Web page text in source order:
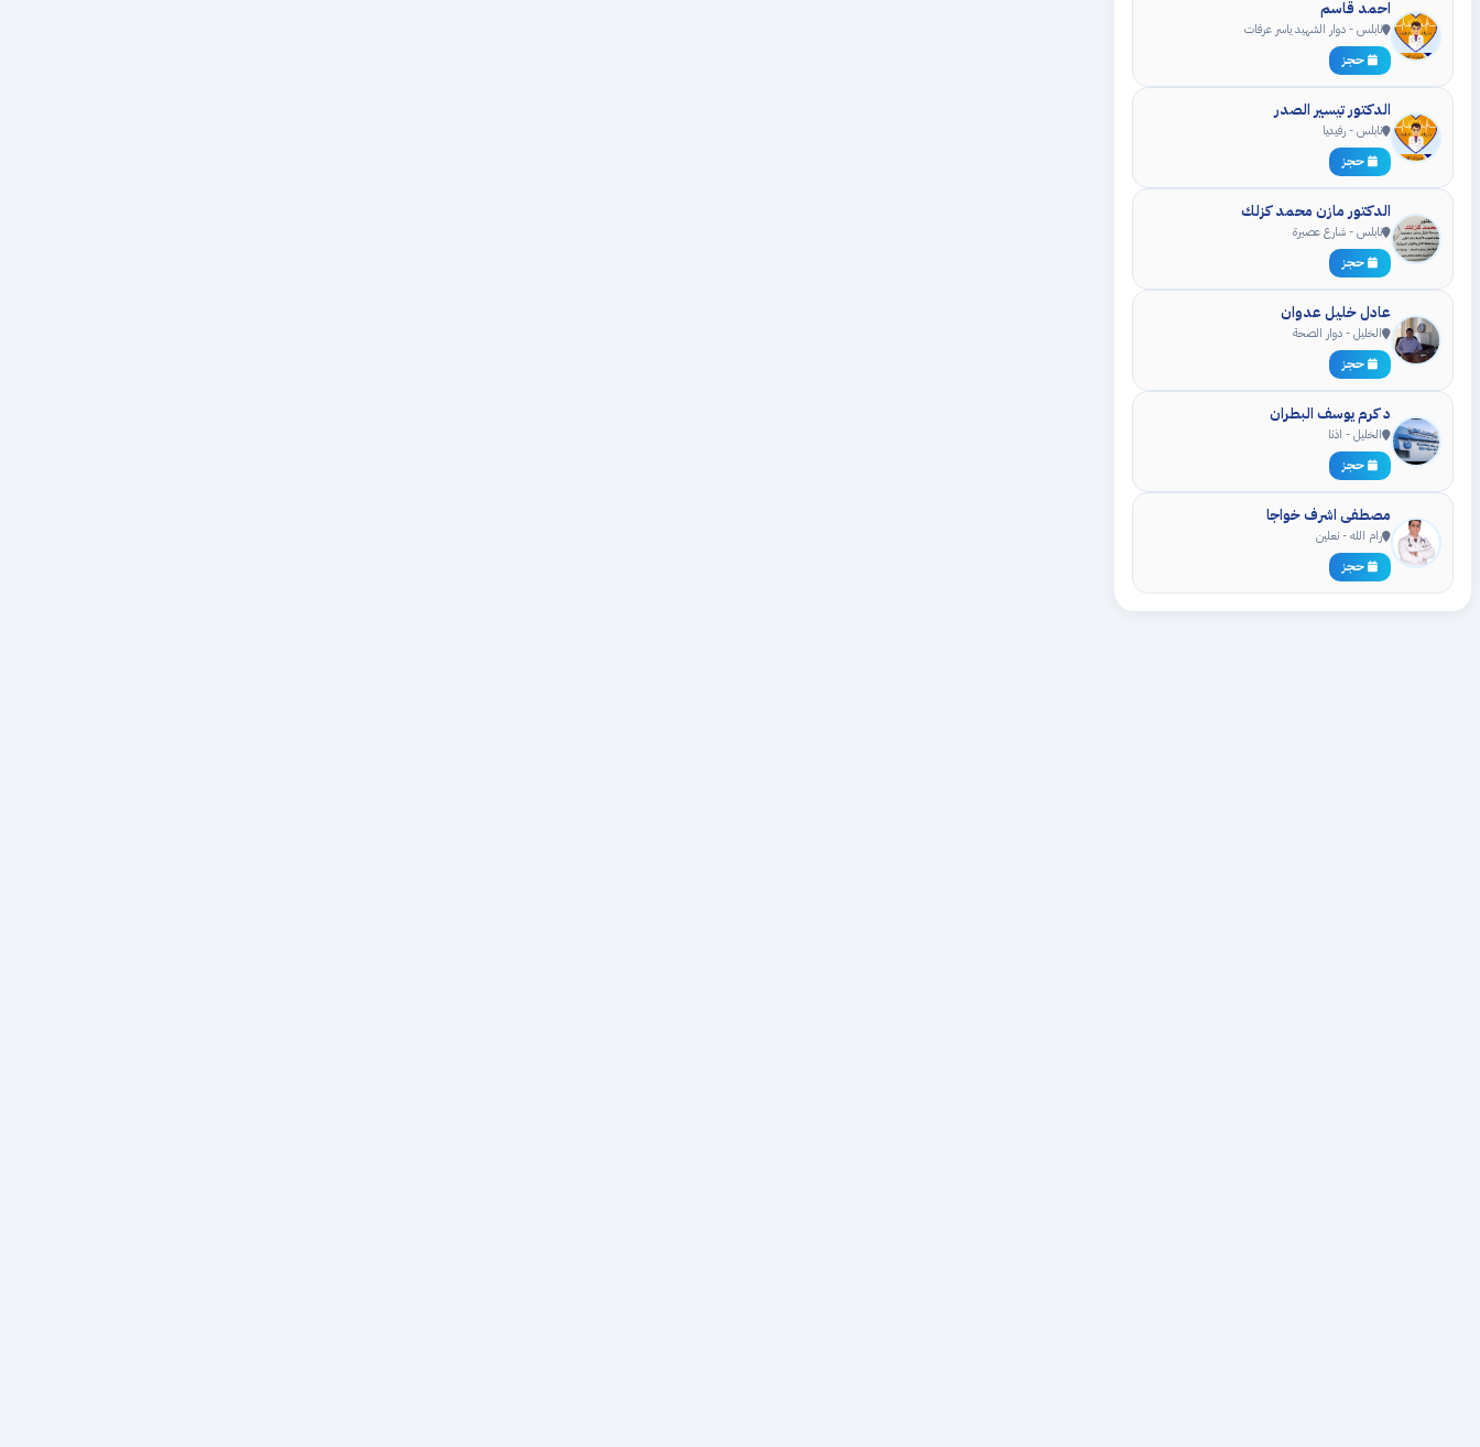
احمد قاسم
نابلس - دوار الشهيد ياسر عرفات
حجز
الدكتور تيسير الصدر
نابلس - رفيديا
حجز
الدكتور مازن محمد كزلك
نابلس - شارع عصيرة
حجز
عادل خليل عدوان
الخليل - دوار الصحة
حجز
د كرم يوسف البطران
الخليل - اذنا
حجز
مصطفى اشرف خواجا
رام الله - نعلين
حجز